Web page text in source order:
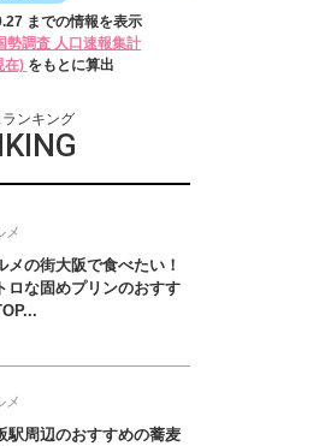
死亡者数
新規
までの情報を表示
勢調査 人口速報集計
在) をもとに算出
ンキング
メ
メの街大阪で食べたい！
ロな固めプリンのおすす
メ
駅周辺のおすすめの蕎麦